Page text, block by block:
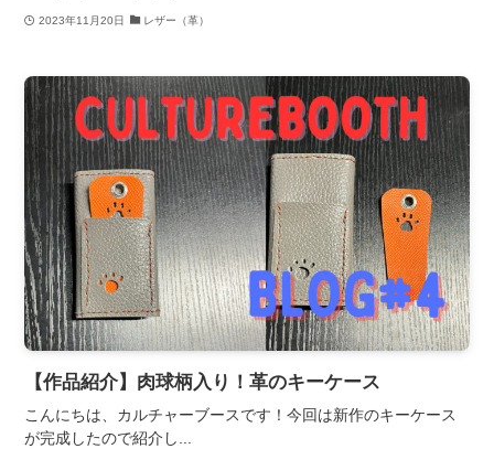
2023年11月20日 レザー（革）
【作品紹介】肉球柄入り！革のキーケース
こんにちは、カルチャーブースです！今回は新作のキーケース
が完成したので紹介し...